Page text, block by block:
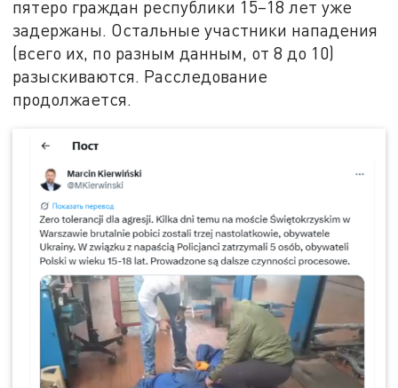
пятеро граждан республики 15–18 лет уже
задержаны. Остальные участники нападения
(всего их, по разным данным, от 8 до 10)
разыскиваются. Расследование
продолжается.